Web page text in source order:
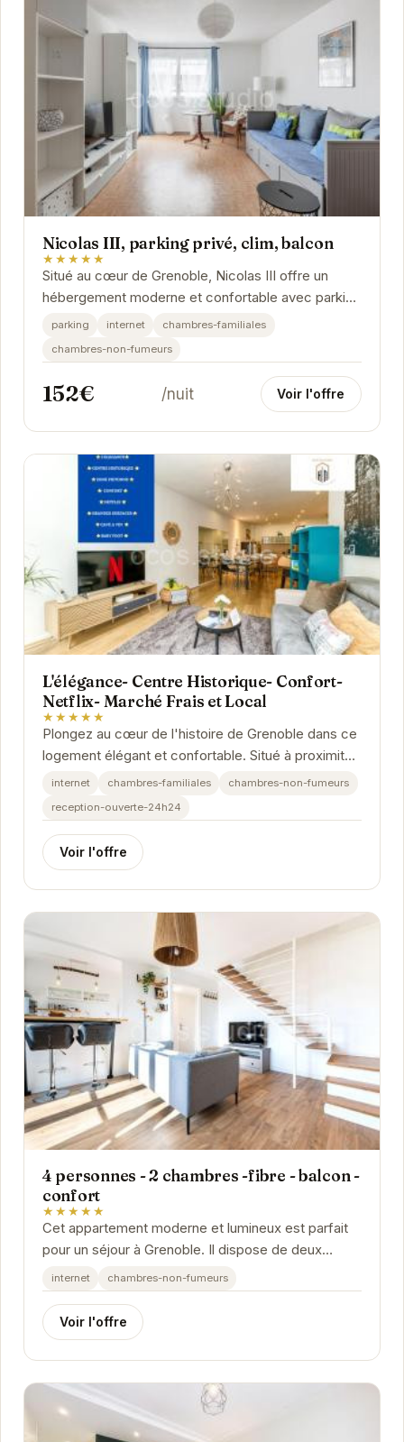
Nicolas III, parking privé, clim, balcon
★★★★★
Situé au cœur de Grenoble, Nicolas III offre un
hébergement moderne et confortable avec parking
privé, climatisation et un balcon offrant une vue...
parking internet
chambres-familiales
chambres-non-fumeurs
152€ /nuit Voir l'offre
L'élégance- Centre Historique- Confort-
Netflix- Marché Frais et Local
★★★★★
Plongez au cœur de l'histoire de Grenoble dans ce
logement élégant et confortable. Situé à proximité
d'un marché local animé, vous pourrez...
internet chambres-familiales
chambres-non-fumeurs
reception-ouverte-24h24
Voir l'offre
4 personnes - 2 chambres -fibre - balcon -
confort
★★★★★
Cet appartement moderne et lumineux est parfait
pour un séjour à Grenoble. Il dispose de deux
chambres confortables, d'une cuisine équipée, et...
internet chambres-non-fumeurs
Voir l'offre